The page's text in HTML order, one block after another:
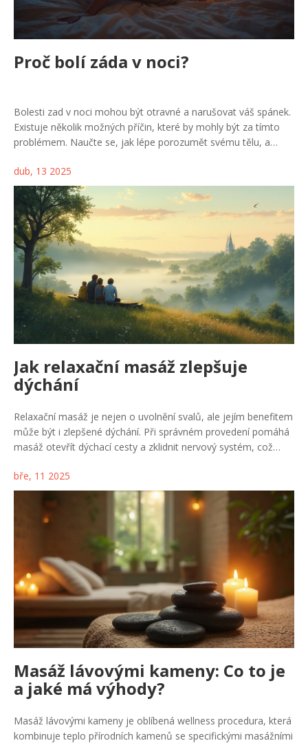
Proč bolí záda v noci?
Bolesti zad v noci mohou být otravné a narušovat váš spánek.
Existuje několik možných příčin, které by mohly být za tímto
problémem. Naučte se, jak lépe porozumět svému tělu, a
masáž může být jedním z účinných řešení, jak se s těmito
nepříjemnostmi vypořádat.
dub, 13 2025
Jak relaxační masáž zlepšuje
dýchání
Relaxační masáž je nejen o uvolnění svalů, ale jejím benefitem
může být i zlepšené dýchání. Při správném provedení pomáhá
masáž otevřít dýchací cesty a zklidnit nervový systém, což
praktické rady nabídnou, jak si dopřát relaxační masáž přímo
doma. Přečtěte si, proč by masáž neměla být jen výjimečnou
bře, 11 2025
Masáž lávovými kameny: Co to je
a jaké má výhody?
Masáž lávovými kameny je oblíbená wellness procedura, která
kombinuje teplo přírodních kamenů se specifickými masážními